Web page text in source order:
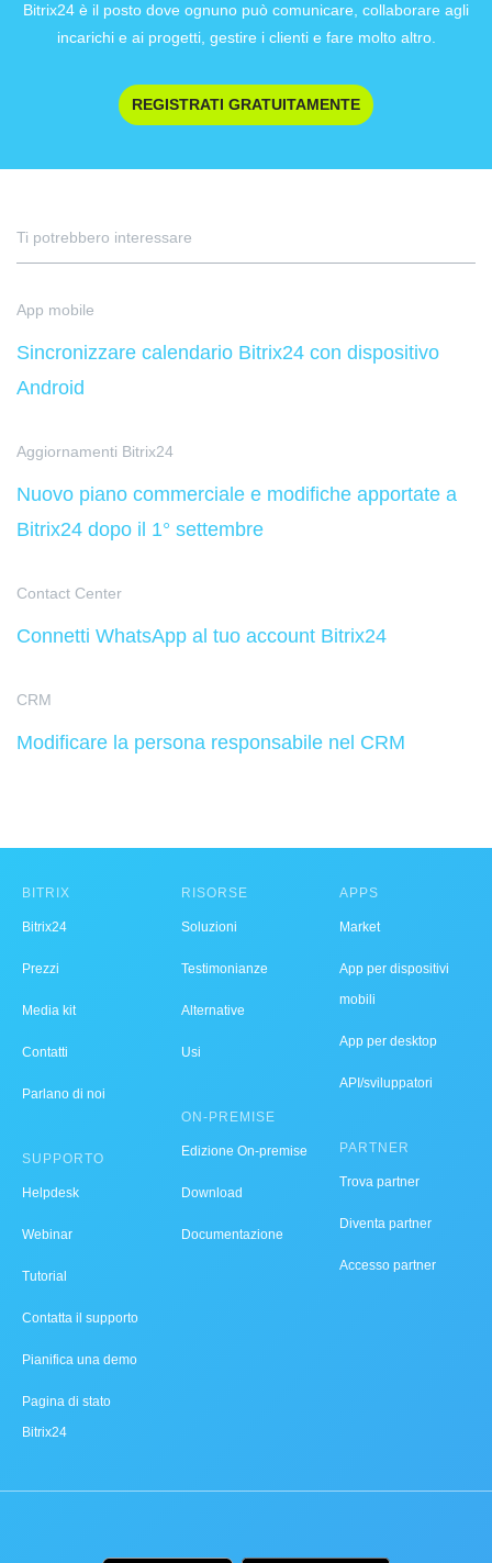
Bitrix24 è il posto dove ognuno può comunicare, collaborare agli
incarichi e ai progetti, gestire i clienti e fare molto altro.
REGISTRATI GRATUITAMENTE
Ti potrebbero interessare
App mobile
Sincronizzare calendario Bitrix24 con dispositivo
Android
Aggiornamenti Bitrix24
Nuovo piano commerciale e modifiche apportate a
Bitrix24 dopo il 1° settembre
Contact Center
Connetti WhatsApp al tuo account Bitrix24
CRM
Modificare la persona responsabile nel CRM
BITRIX
Bitrix24
Prezzi
Media kit
Contatti
Parlano di noi
SUPPORTO
Helpdesk
Webinar
Tutorial
Contatta il supporto
Pianifica una demo
Pagina di stato
Bitrix24
RISORSE
Soluzioni
Testimonianze
Alternative
Usi
ON-PREMISE
Edizione On-premise
Download
Documentazione
APPS
Market
App per dispositivi
mobili
App per desktop
API/sviluppatori
PARTNER
Trova partner
Diventa partner
Accesso partner